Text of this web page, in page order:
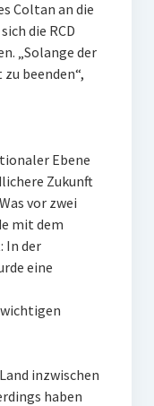
Coltan an die
die RCD
„Solange der
beenden“,
Ebene
Zukunft
vor zwei
mit dem
In der
eine
inzwischen
haben